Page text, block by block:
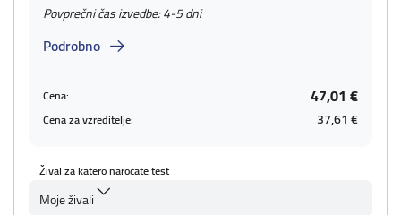
Povprečni čas izvedbe: 4-5 dni
Podrobno
Cena: 47,01 €
Cena za vzreditelje: 37,61 €
Žival za katero naročate test
Moje živali